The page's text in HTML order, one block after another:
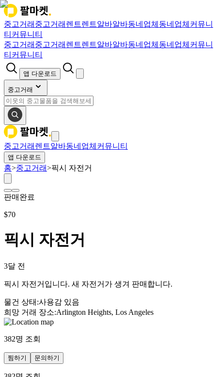
중고거래 중고거래 렌트렌트알바알바동네업체 동네업체 커뮤니
티 커뮤니티
중고거래 중고거래 렌트렌트알바알바동네업체 동네업체 커뮤니
티 커뮤니티
앱 다운로드
중고거래
중고거래 렌트알바동네업체 커뮤니티
앱 다운로드
홈>중고거래>픽시 자전거
판매완료
$70
픽시 자전거
3달 전
픽시 자전거입니다. 새 자전거가 생겨 판매합니다.
물건 상태 :사용감 있음
희망 거래 장소:Arlington Heights, Los Angeles
382명 조회
찜하기 문의하기